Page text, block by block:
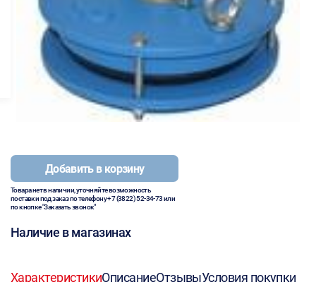
Добавить в корзину
Товара нет в наличии, уточняйте возможность
поставки под заказ по телефону+7 (3822) 52-34-73или
по кнопке "Заказать звонок"
Наличие в магазинах
ХарактеристикиОписаниеОтзывыУсловия покупки